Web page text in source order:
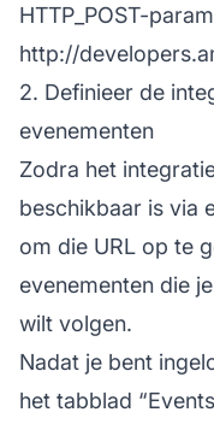
HTTP_POST-
http://
2. Definieer de
evenementen
Zodra het
beschikbaar is via
om die URL op te
evenementen die
wilt volgen.
Nadat je bent
het tabblad “Events